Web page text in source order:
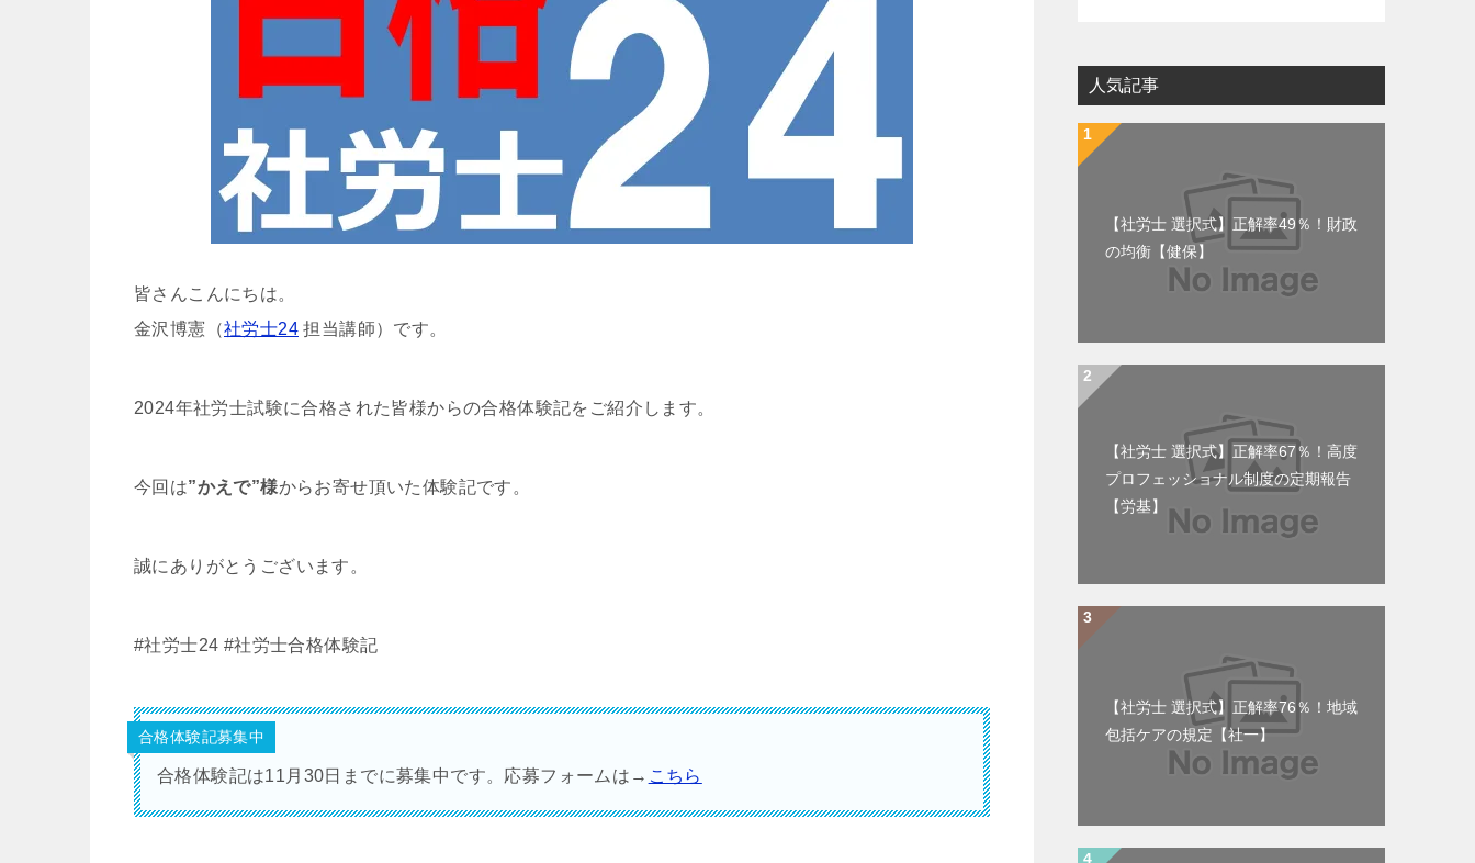
皆さんこんにちは。
金沢博憲（社労士24 担当講師）です。
2024年社労士試験に合格された皆様からの合格体験記をご紹介します。
今回は”かえで”様からお寄せ頂いた体験記です。
誠にありがとうございます。
#社労士24 #社労士合格体験記
合格体験記募集中
合格体験記は11月30日までに募集中です。応募フォームは→ こちら
人気記事
【社労士 選択式】正解率49％！財政
の均衡【健保】
【社労士 選択式】正解率67％！高度
プロフェッショナル制度の定期報告
【労基】
【社労士 選択式】正解率76％！地域
包括ケアの規定【社一】